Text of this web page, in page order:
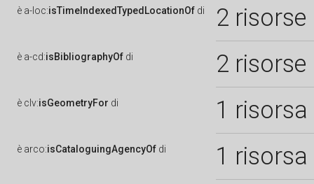
è a-loc:isTimeIndexedTypedLocationOf di 2 risorse
è a-cd:isBibliographyOf di 2 risorse
è clv:isGeometryFor di 1 risorsa
è arco:isCataloguingAgencyOf di 1 risorsa